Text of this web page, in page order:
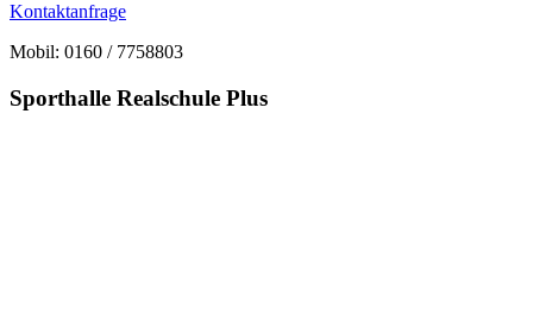
Kontaktanfrage
Mobil: 0160 / 7758803
Sporthalle Realschule Plus